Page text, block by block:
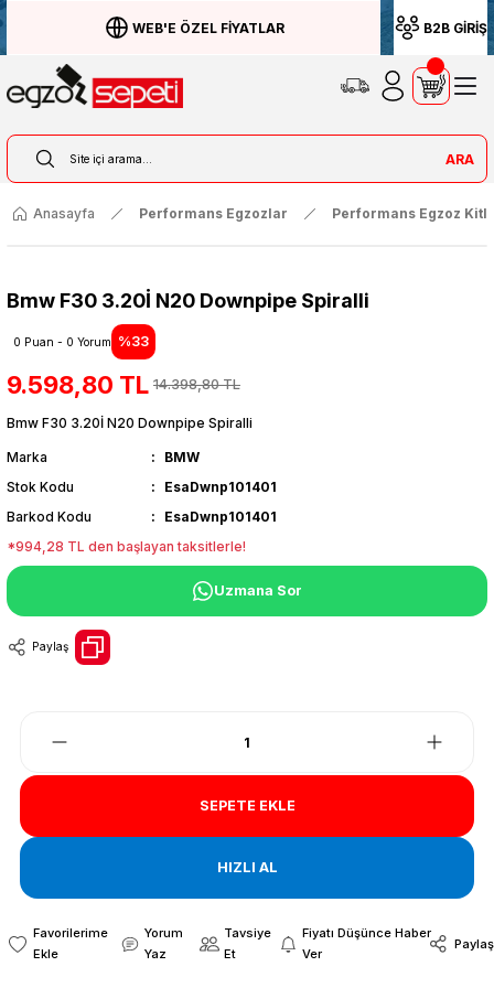
WEB'E ÖZEL FİYATLAR B2B GİRİŞ
ARA
Anasayfa Performans Egzozlar Performans Egzoz
Bmw F30 3.20İ N20 Downpipe Spiralli
0 Puan - 0 Yorum %33
9.598,80 TL 14.398,80 TL
Bmw F30 3.20İ N20 Downpipe Spiralli
Marka
BMW
Stok Kodu
EsaDwnp101401
Barkod Kodu
EsaDwnp101401
*994,28 TL den başlayan taksitlerle!
Uzmana Sor
Paylaş
SEPETE EKLE
HIZLI AL
Yorum
Yaz
Tavsiye
Et
Fiyatı Düşünce Haber
Ver
Paylaş